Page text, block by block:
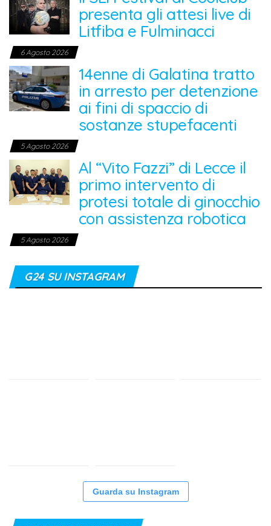
presenta gli attesi live di
Litfiba e Fulminacci
6 Agosto 2026
14enne di Galatina tratto
in arresto per detenzione
ai fini di spaccio di
sostanze stupefacenti
5 Agosto 2026
Al “Vito Fazzi” di Lecce il
primo intervento di
protesi totale di ginocchio
con assistenza robotica
5 Agosto 2026
G24 SU INSTAGRAM
Guarda su Instagram